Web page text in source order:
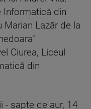
Informatică din
Marian Lazăr de la
Ciurea, Liceul
din
- şapte de aur, 14